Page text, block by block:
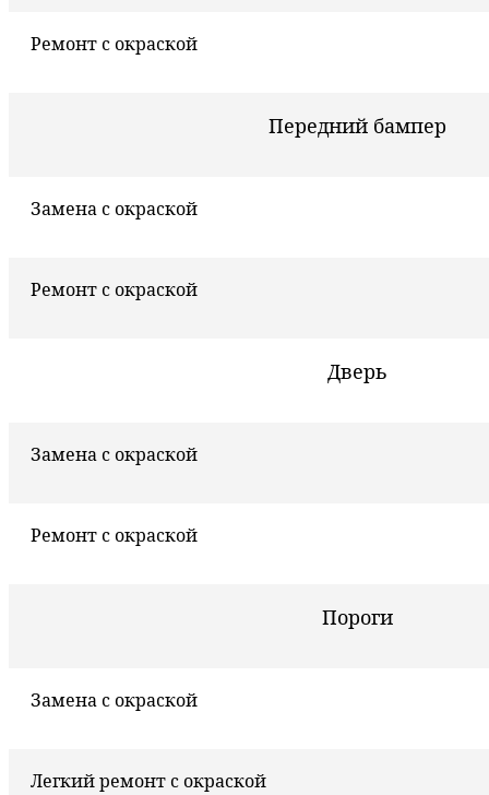
Ремонт с окраской
Передний бампер
Замена с окраской
Ремонт с окраской
Дверь
Замена с окраской
Ремонт с окраской
Пороги
Замена с окраской
Легкий ремонт с окраской